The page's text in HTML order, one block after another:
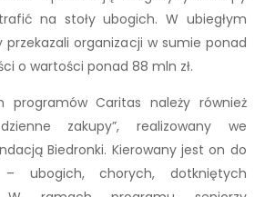
na stoły ubogich. W ubiegłym
przekazali organizacji w sumie ponad
o wartości ponad 88 mln zł.
programów Caritas należy również
zakupy”, realizowany we
Biedronki. Kierowany jest on do
ubogich, chorych, dotkniętych